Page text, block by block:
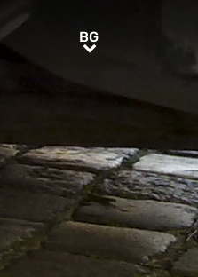
BGBG